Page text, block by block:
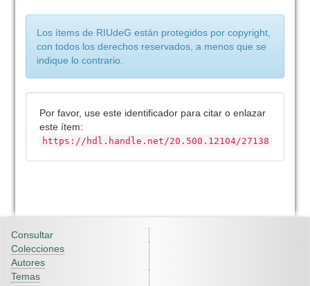
Los ítems de RIUdeG están protegidos por copyright,
con todos los derechos reservados, a menos que se
indique lo contrario.
Por favor, use este identificador para citar o enlazar
este ítem:
https://hdl.handle.net/20.500.12104/27138
Consultar
Colecciones
Autores
Temas